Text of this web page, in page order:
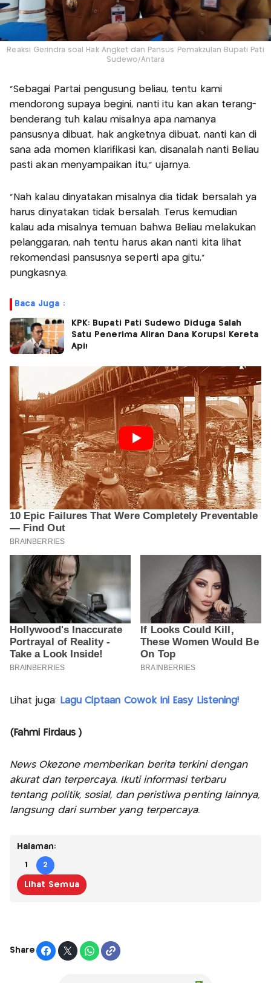
Reaksi Gerindra soal Hak Angket dan Pansus Pemakzulan Bupati Pati
Sudewo/Antara
"Sebagai Partai pengusung beliau, tentu kami
mendorong supaya begini, nanti itu kan akan terang-
benderang tuh kalau misalnya apa namanya
pansusnya dibuat, hak angketnya dibuat, nanti kan di
sana ada momen klarifikasi kan, disanalah nanti Beliau
pasti akan menyampaikan itu," ujarnya.
"Nah kalau dinyatakan misalnya dia tidak bersalah ya
harus dinyatakan tidak bersalah. Terus kemudian
kalau ada misalnya temuan bahwa Beliau melakukan
pelanggaran, nah tentu harus akan nanti kita lihat
rekomendasi pansusnya seperti apa gitu,"
pungkasnya.
Baca Juga :
KPK: Bupati Pati Sudewo Diduga Salah
Satu Penerima Aliran Dana Korupsi Kereta
Api!
Lihat juga: Lagu Ciptaan Cowok Ini Easy Listening!
(Fahmi Firdaus )
News Okezone memberikan berita terkini dengan
akurat dan terpercaya. Ikuti informasi terbaru
tentang politik, sosial, dan peristiwa penting lainnya,
langsung dari sumber yang terpercaya.
Halaman:
1 2
Lihat Semua
Share